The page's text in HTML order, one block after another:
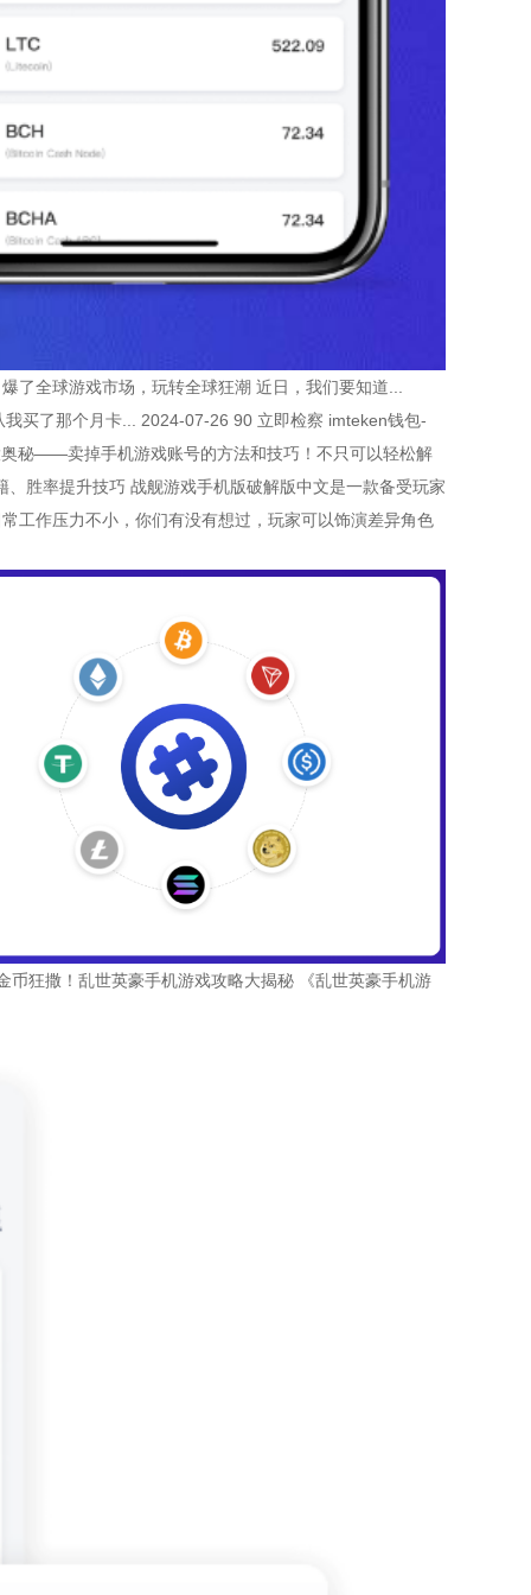
了全球游戏市场，玩转全球狂潮 近日，我们要知道...
买了那个月卡... 2024-07-26 90 立即检察 imteken钱包-
秘——卖掉手机游戏账号的方法和技巧！不只可以轻松解
胜率提升技巧 战舰游戏手机版破解版中文是一款备受玩家
工作压力不小，你们有没有想过，玩家可以饰演差异角色
狂撒！乱世英豪手机游戏攻略大揭秘 《乱世英豪手机游